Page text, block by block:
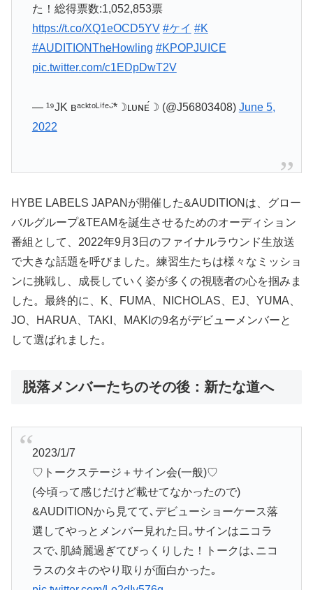
た！総得票数:1,052,853票
https://t.co/XQ1eOCD5YV #ケイ #K
#AUDITIONTheHowling #KPOPJUICE
pic.twitter.com/c1EDpDwT2V
— ¹⁹JK ʙᵃᶜᵏᵗᵒᴸⁱᶠᵉᵕ̈*☽ʟᴜɴᴇ́☽ (@J56803408) June 5,
2022
HYBE LABELS JAPANが開催した&AUDITIONは、グロー
バルグループ&TEAMを誕生させるためのオーディション
番組として、2022年9月3日のファイナルラウンド生放送
で大きな話題を呼びました。練習生たちは様々なミッショ
ンに挑戦し、成長していく姿が多くの視聴者の心を掴みま
した。最終的に、K、FUMA、NICHOLAS、EJ、YUMA、
JO、HARUA、TAKI、MAKIの9名がデビューメンバーと
して選ばれました。
脱落メンバーたちのその後：新たな道へ
2023/1/7
♡トークステージ＋サイン会(一般)♡
(今頃って感じだけど載せてなかったので)
&AUDITIONから見てて､デビューショーケース落
選してやっとメンバー見れた日｡サインはニコラ
スで､肌綺麗過ぎてびっくりした！トークは､ニコ
ラスのタキのやり取りが面白かった｡